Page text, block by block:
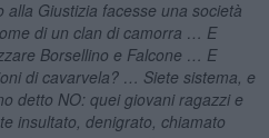
Giustizia facesse una società
di un clan di camorra … E
Borsellino e Falcone … E
di cavarvela? … Siete sistema, e
detto NO: quei giovani ragazzi e
insultato, denigrato, chiamato